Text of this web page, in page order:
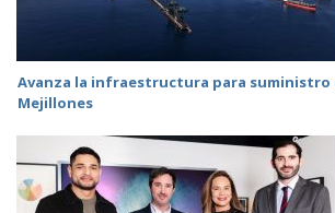
Avanza la infraestructura para suministro
Mejillones